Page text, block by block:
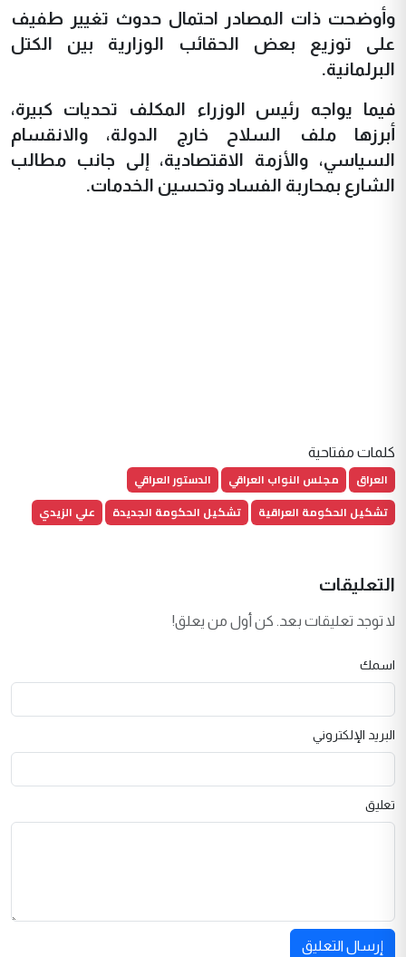
وأوضحت ذات المصادر احتمال حدوث تغيير طفيف
على توزيع بعض الحقائب الوزارية بين الكتل
البرلمانية.
فيما يواجه رئيس الوزراء المكلف تحديات كبيرة،
أبرزها ملف السلاح خارج الدولة، والانقسام
السياسي، والأزمة الاقتصادية، إلى جانب مطالب
الشارع بمحاربة الفساد وتحسين الخدمات.
كلمات مفتاحية
العراق مجلس النواب العراقي
الدستور العراقي
تشكيل الحكومة العراقية
تشكيل الحكومة الجديدة علي الزيدي
التعليقات
لا توجد تعليقات بعد. كن أول من يعلق!
اسمك
البريد الإلكتروني
تعليق
إرسال التعليق